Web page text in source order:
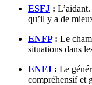
ESFJ :
qu’il y a de
ENFP: Le
situations dans
ENFJ : Le
compréhensif et